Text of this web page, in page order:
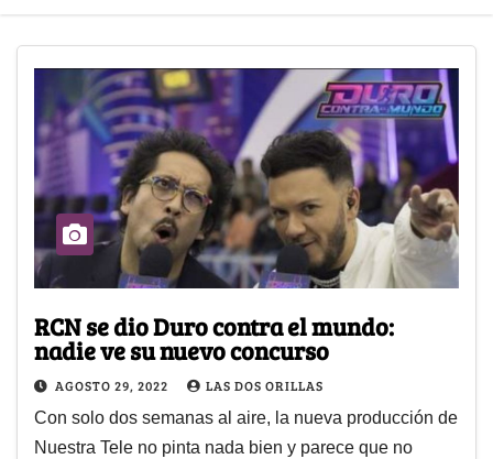
RCN se dio Duro contra el mundo:
nadie ve su nuevo concurso
AGOSTO 29, 2022 LAS DOS ORILLAS
Con solo dos semanas al aire, la nueva producción de
Nuestra Tele no pinta nada bien y parece que no